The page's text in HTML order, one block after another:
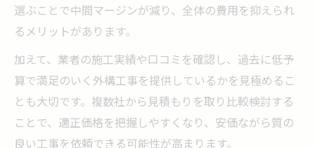
選ぶことで中間マージンが減り、全体の費用を抑えられ
るメリットがあります。
加えて、業者の施工実績や口コミを確認し、過去に低予
算で満足のいく外構工事を提供しているかを見極めるこ
とも大切です。複数社から見積もりを取り比較検討する
ことで、適正価格を把握しやすくなり、安価ながら質の
良い工事を依頼できる可能性が高まります。